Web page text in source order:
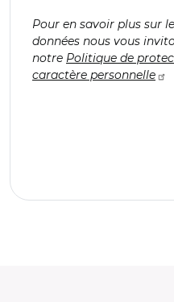
Pour en savoir plus sur
données nous vous
notre Politique de
caractère personnelle